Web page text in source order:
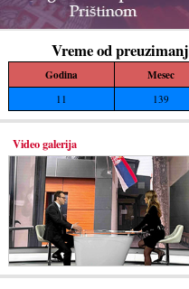
Vreme od
Godina Mesec
11 139
Video galerija